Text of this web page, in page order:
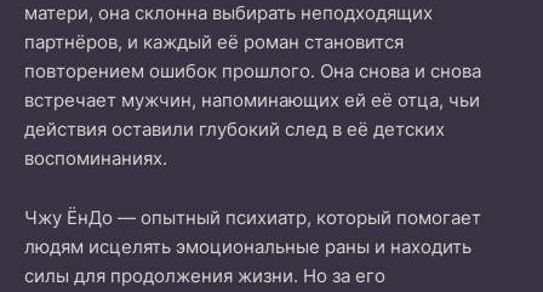
матери, она склонна выбирать неподходящих
партнёров, и каждый её роман становится
повторением ошибок прошлого. Она снова и снова
встречает мужчин, напоминающих ей её отца, чьи
действия оставили глубокий след в её детских
воспоминаниях.
Чжу ЁнДо — опытный психиатр, который помогает
людям исцелять эмоциональные раны и находить
силы для продолжения жизни. Но за его